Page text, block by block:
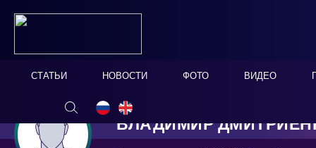
СТАТЬИ НОВОСТИ ФОТО ВИДЕО
ВЛАДИМИР